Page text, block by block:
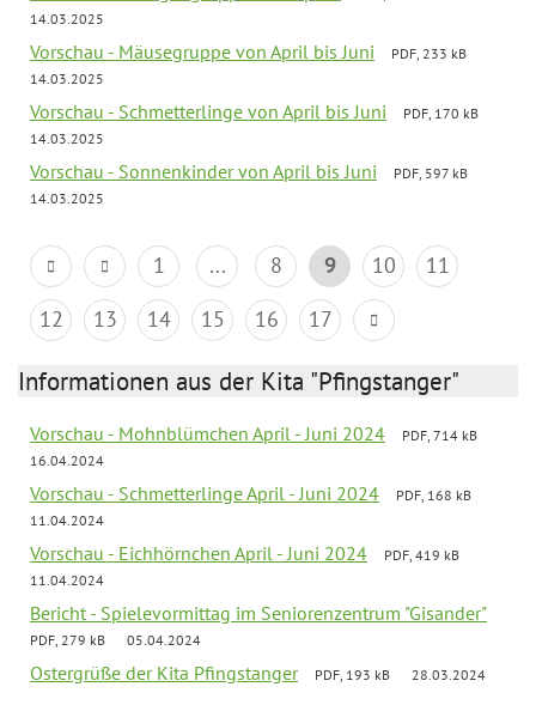
14.03.2025
Vorschau - Mäusegruppe von April bis Juni
PDF, 233 kB
14.03.2025
Vorschau - Schmetterlinge von April bis Juni
PDF, 170 kB
14.03.2025
Vorschau - Sonnenkinder von April bis Juni
PDF, 597 kB
14.03.2025
1 ... 8 9 10
11
12
13 14 15 16 17
Informationen aus der Kita "Pfingstanger"
Vorschau - Mohnblümchen April - Juni 2024
PDF, 714 kB
16.04.2024
Vorschau - Schmetterlinge April - Juni 2024
PDF, 168 kB
11.04.2024
Vorschau - Eichhörnchen April - Juni 2024
PDF, 419 kB
11.04.2024
Bericht - Spielevormittag im Seniorenzentrum "Gisander"
PDF, 279 kB 05.04.2024
Ostergrüße der Kita Pfingstanger PDF, 193 kB 28.03.2024